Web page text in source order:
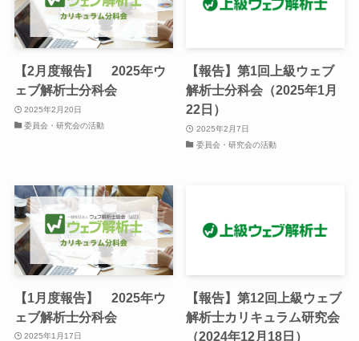
【2月度報告】 2025年ウ
ェブ解析士分科会
2025年2月20日
委員会・研究会の活動
【報告】第1回上級ウェブ
解析士分科会（2025年1月
22日）
2025年2月7日
委員会・研究会の活動
【1月度報告】 2025年ウ
ェブ解析士分科会
2025年1月17日
【報告】第12回上級ウェブ
解析士カリキュラム研究会
（2024年12月18日）